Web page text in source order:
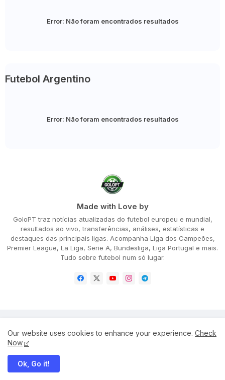
Error: Não foram encontrados resultados
Futebol Argentino
Error: Não foram encontrados resultados
Made with Love by
GoloPT traz notícias atualizadas do futebol europeu e mundial,
resultados ao vivo, transferências, análises, estatísticas e
destaques das principais ligas. Acompanha Liga dos Campeões,
Premier League, La Liga, Serie A, Bundesliga, Liga Portugal e mais.
Tudo sobre futebol num só lugar.
Terms and Conditions
Our website uses cookies to enhance your experience. Check
Now
Ok, Go it!